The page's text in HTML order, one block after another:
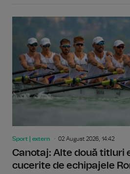
Sport | extern 02 August 2026, 14:42
Canotaj: Alte două titluri
cucerite de echipajele